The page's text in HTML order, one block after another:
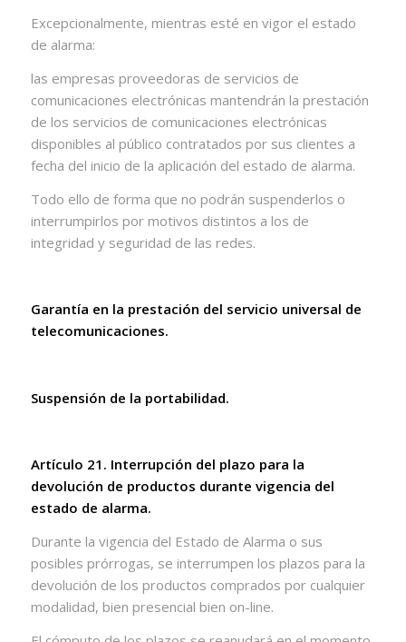
Excepcionalmente, mientras esté en vigor el estado
de alarma:
las empresas proveedoras de servicios de
comunicaciones electrónicas mantendrán la prestación
de los servicios de comunicaciones electrónicas
disponibles al público contratados por sus clientes a
fecha del inicio de la aplicación del estado de alarma.
Todo ello de forma que no podrán suspenderlos o
interrumpirlos por motivos distintos a los de
integridad y seguridad de las redes.
Garantía en la prestación del servicio universal de
telecomunicaciones.
Suspensión de la portabilidad.
Artículo 21. Interrupción del plazo para la
devolución de productos durante vigencia del
estado de alarma.
Durante la vigencia del Estado de Alarma o sus
posibles prórrogas, se interrumpen los plazos para la
devolución de los productos comprados por cualquier
modalidad, bien presencial bien on-line.